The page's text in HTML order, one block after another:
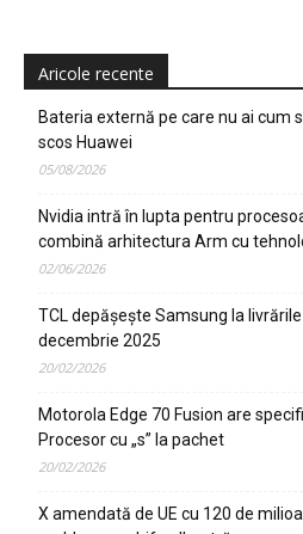
Aricole recente
Bateria externă pe care nu ai cum
scos Huawei
05/08/2026
Nvidia intră în lupta pentru
combină arhitectura Arm cu
02/06/2026
TCL depășește Samsung la
decembrie 2025
20/02/2026
Motorola Edge 70 Fusion are
Procesor cu „s” la pachet
20/02/2026
X amendată de UE cu 120 de